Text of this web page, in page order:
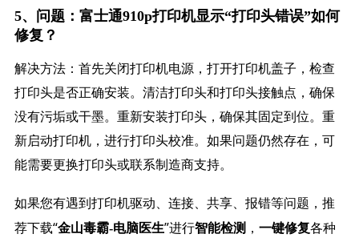
5、问题：富士通910p打印机显示“打印头错误”如何
修复？
解决方法：首先关闭打印机电源，打开打印机盖子，检查
打印头是否正确安装。清洁打印头和打印头接触点，确保
没有污垢或干墨。重新安装打印头，确保其固定到位。重
新启动打印机，进行打印头校准。如果问题仍然存在，可
能需要更换打印头或联系制造商支持。
如果您有遇到打印机驱动、连接、共享、报错等问题，推
荐下载“金山毒霸-电脑医生”进行智能检测， 一键修复各种